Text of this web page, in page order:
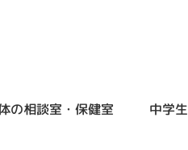
の相談室・保健室 中学